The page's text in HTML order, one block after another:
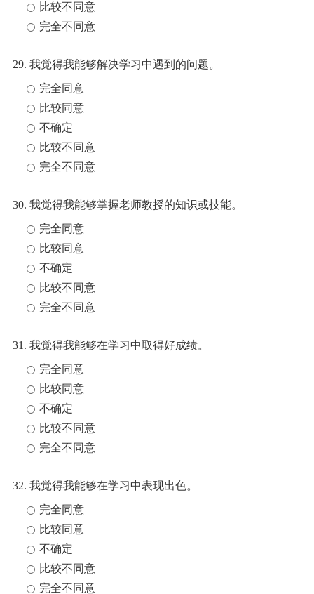
比较不同意
完全不同意
29. 我觉得我能够解决学习中遇到的问题。
完全同意
比较同意
不确定
比较不同意
完全不同意
30. 我觉得我能够掌握老师教授的知识或技能。
完全同意
比较同意
不确定
比较不同意
完全不同意
31. 我觉得我能够在学习中取得好成绩。
完全同意
比较同意
不确定
比较不同意
完全不同意
32. 我觉得我能够在学习中表现出色。
完全同意
比较同意
不确定
比较不同意
完全不同意